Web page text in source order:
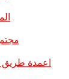
اعمدة